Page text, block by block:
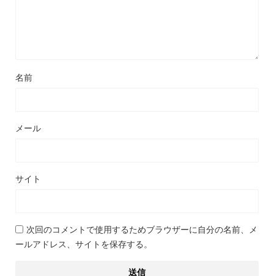
名前
メール
サイト
次回のコメントで使用するためブラウザーに自分の名前、メ
ールアドレス、サイトを保存する。